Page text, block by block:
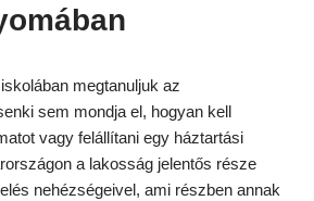
megtanuljuk az
sem mondja el, hogyan kell
vagy felállítani egy háztartási
a lakosság jelentős része
nehézségeivel, ami részben annak